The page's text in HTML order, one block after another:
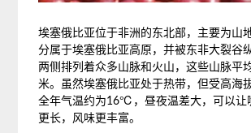
埃塞俄比亚位于非洲的东北部，主要为山
分属于埃塞俄比亚高原，并被东非大裂谷
两侧排列着众多山脉和火山，这些山脉平
米。虽然埃塞俄比亚处于热带，但受高海
全年气温约为16℃，昼夜温差大，可以让
更长，风味更丰富。